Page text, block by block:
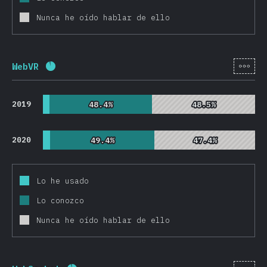
Nunca he oído hablar de ello
WebVR Porcentaje completado: ) [es-
2019 48.4%
48.4% 48.5%
48.5%
2020 49.4%
49.4% 47.4%
47.4%
Lo he usado
Lo conozco
Nunca he oído hablar de ello